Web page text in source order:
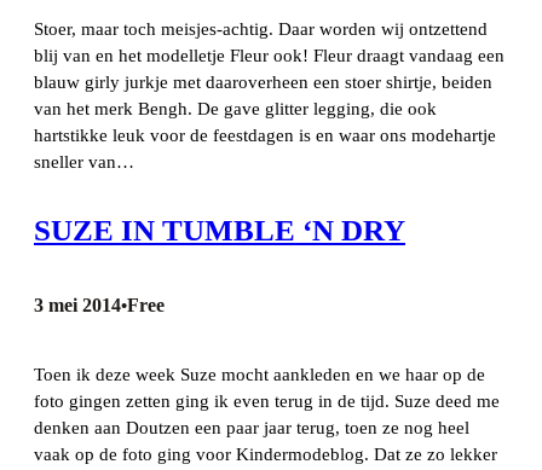
Stoer, maar toch meisjes-achtig. Daar worden wij ontzettend
blij van en het modelletje Fleur ook! Fleur draagt vandaag een
blauw girly jurkje met daaroverheen een stoer shirtje, beiden
van het merk Bengh. De gave glitter legging, die ook
hartstikke leuk voor de feestdagen is en waar ons modehartje
sneller van…
SUZE IN TUMBLE ‘N DRY
3 mei 2014•Free
Toen ik deze week Suze mocht aankleden en we haar op de
foto gingen zetten ging ik even terug in de tijd. Suze deed me
denken aan Doutzen een paar jaar terug, toen ze nog heel
vaak op de foto ging voor Kindermodeblog. Dat ze zo lekker